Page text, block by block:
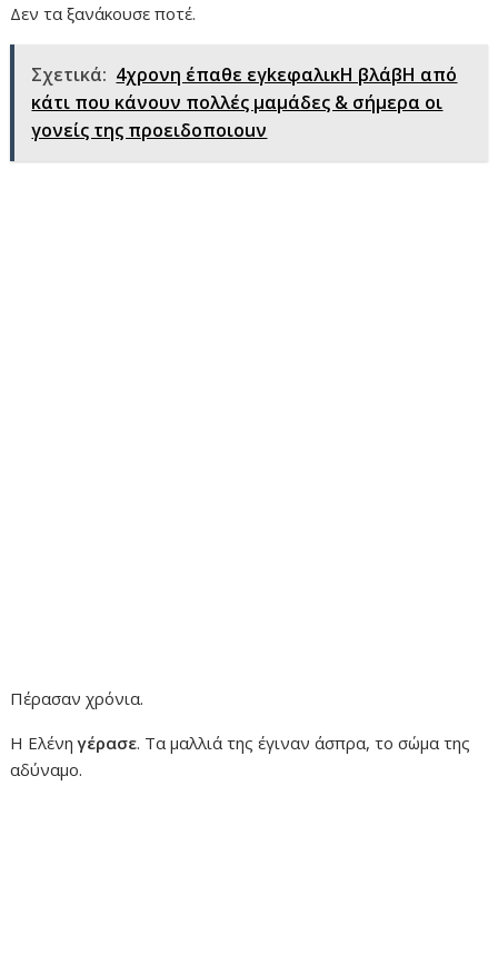
Δεν τα ξανάκουσε ποτέ.
Σχετικά: 4χρονη έπαθε εγkεφαλικH βλάβH από
κάτι που κάνουν πολλές μαμάδες & σήμερα οι
γονείς της προειδοποιοuν
Πέρασαν χρόνια.
Η Ελένηγέρασε. Τα μαλλιά της έγιναν άσπρα, το σώμα της
αδύναμο.